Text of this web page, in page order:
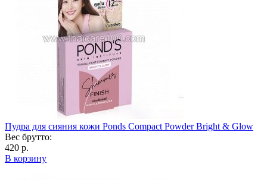
Пудра для сияния кожи Ponds Compact Powder Bright & Glow
Вес брутто:
420 р.
В корзину